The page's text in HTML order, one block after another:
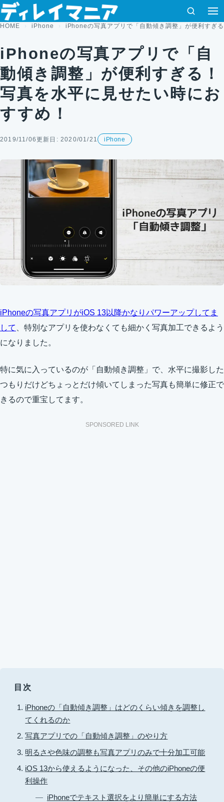
コンテンツへスキップ
検索
HOME iPhone iPhoneの写真アプリで「自動傾き調整」が便利すぎ
iPhoneの写真アプリで「自
動傾き調整」が便利すぎる！
写真を水平に見せたい時にお
すすめ！
2019/11/06更新日: 2020/01/21 iPhone
iPhoneの写真アプリがiOS 13以降かなりパワーアップしてま
して
、特別なアプリを使わなくても細かく写真加工できるよう
になりました。
特に気に入っているのが「自動傾き調整」で、水平に撮影した
つもりだけどちょっとだけ傾いてしまった写真も簡単に修正で
きるので重宝してます。
SPONSORED LINK
目次
iPhoneの「自動傾き調整」はどのくらい傾きを調整し
てくれるのか
写真アプリでの「自動傾き調整」のやり方
明るさや色味の調整も写真アプリのみで十分加工可能
iOS 13から使えるようになった、その他のiPhoneの便
利操作
iPhoneでテキスト選択をより簡単にする方法